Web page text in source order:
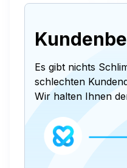
Es gibt nichts
schlechten
Wir halten Ihnen